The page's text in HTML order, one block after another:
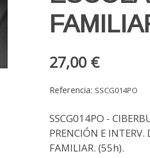
27,00 €
Referencia: SSCG014PO
SSCG014PO -
PRENCIÓN E INTERV.
FAMILIAR. (55h).